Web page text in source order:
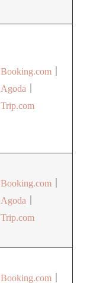
Booking.com｜
Agoda｜
Trip.com
Booking.com｜
Agoda｜
Trip.com
Booking.com｜